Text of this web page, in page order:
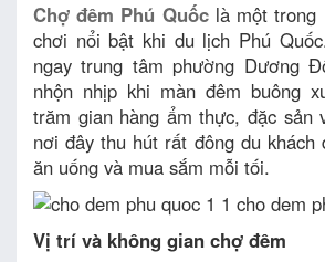
Chợ đêm Phú Quốclà một trong
chơi nổi bật khi du lịch Phú
ngay trung tâm phường Dương
nhộn nhịp khi màn đêm buông
trăm gian hàng ẩm thực, đặc sản
nơi đây thu hút rất đông du khách
ăn uống và mua sắm mỗi tối.
Vị trí và không gian chợ đêm